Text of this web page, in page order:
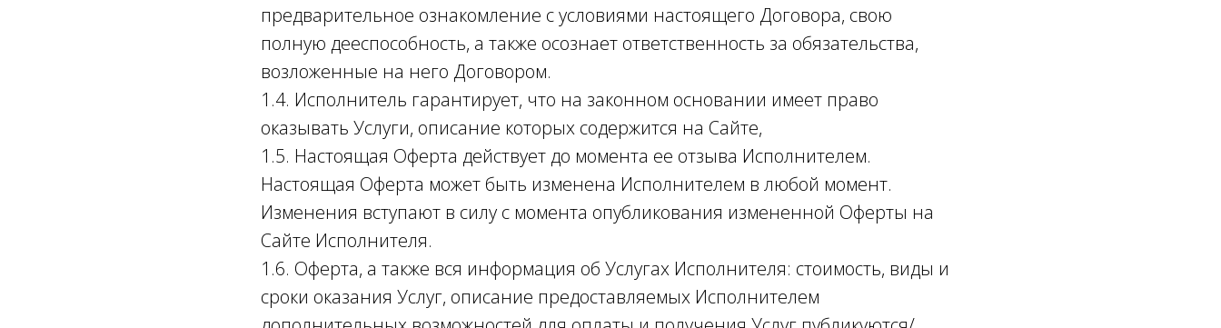
предварительное ознакомление с условиями настоящего Договора, свою
полную дееспособность, а также осознает ответственность за обязательства,
возложенные на него Договором.
1.4. Исполнитель гарантирует, что на законном основании имеет право
оказывать Услуги, описание которых содержится на Сайте,
1.5. Настоящая Оферта действует до момента ее отзыва Исполнителем.
Настоящая Оферта может быть изменена Исполнителем в любой момент.
Изменения вступают в силу с момента опубликования измененной Оферты на
Сайте Исполнителя.
1.6. Оферта, а также вся информация об Услугах Исполнителя: стоимость, виды и
сроки оказания Услуг, описание предоставляемых Исполнителем